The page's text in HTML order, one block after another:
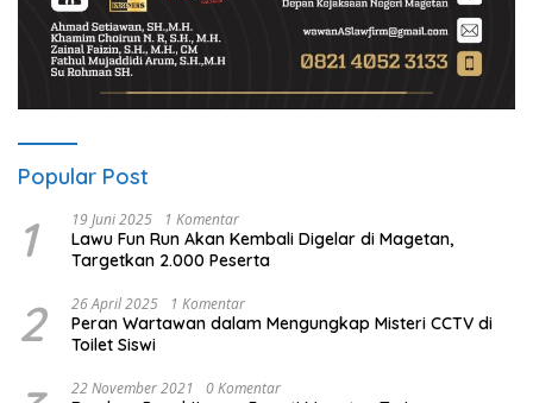
Popular Post
1 19 Juni 2025 1 Komentar
Lawu Fun Run Akan Kembali Digelar di Magetan,
Targetkan 2.000 Peserta
2 26 April 2025 1 Komentar
Peran Wartawan dalam Mengungkap Misteri CCTV di
Toilet Siswi
22 November 2021 0 Komentar